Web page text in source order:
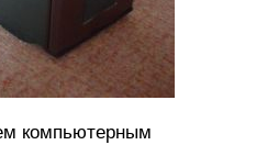
компьютерным